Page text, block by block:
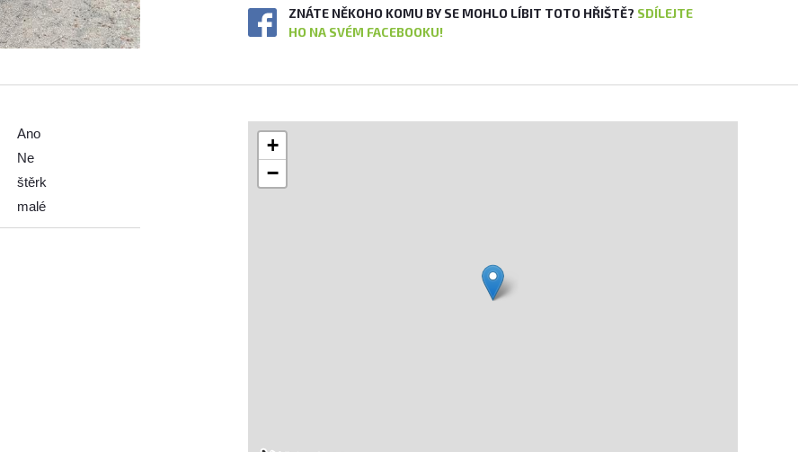
ZNÁTE NĚKOHO KOMU BY SE MOHLO LÍBIT TOTO HŘIŠTĚ? SDÍLEJTE
HO NA SVÉM FACEBOOKU!
Ano
Ne
štěrk
malé
+
−